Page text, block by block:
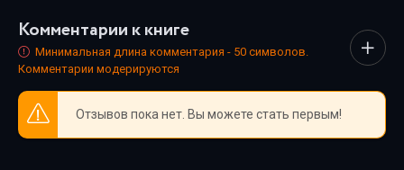
истории - мы собрали всё, чтобы каждый нашёл книгу по
душе.
Комментарии к книге
Минимальная длина комментария - 50 символов.
Комментарии модерируются
Отзывов пока нет. Вы можете стать первым!